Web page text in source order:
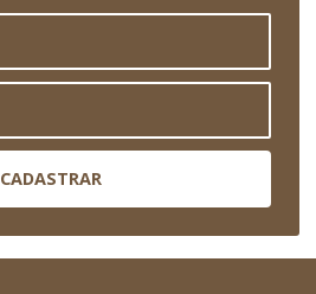
CADASTRAR